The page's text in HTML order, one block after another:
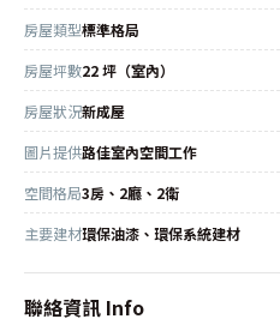
房屋類型標準格局
房屋坪數22 坪（室內）
房屋狀況新成屋
圖片提供路佳室內空間工作
空間格局3房、2廳、2衛
主要建材環保油漆、環保系統建材
聯絡資訊 Info